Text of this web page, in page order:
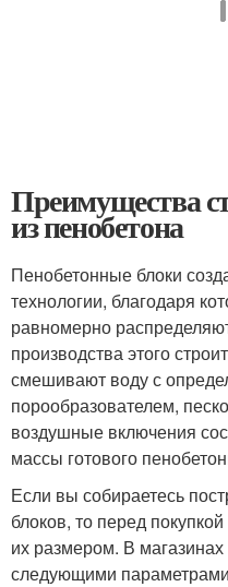
Преимущества
из пенобетона
Пенобетонные блоки
технологии, благодаря
равномерно
производства этого
смешивают воду с
порообразователем,
воздушные включения
массы готового
Если вы собираетесь
блоков, то перед
их размером. В
следующими